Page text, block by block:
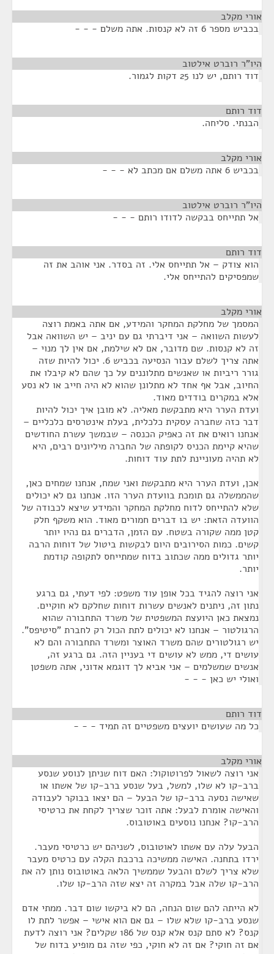
אורי מקלב
בכביש מספר 6 זה לא קנסות. אתה משלם - - -
היו"ר רוברט אילטוב
דוד רותם, יש לנו 25 דקות לגמור.
דוד רותם
הבנתי. סליחה.
אורי מקלב
בכביש 6 אתה משלם אם מכתב לא - - -
היו"ר רוברט אילטוב
אל תתייחס בבקשה לדודו רותם - - -
דוד רותם
הוא צודק – אל תתייחס אלי. זה בסדר. אני אוהב את זה
שמפסיקים להתייחס אלי.
אורי מקלב
המסמך של מחלקת המחקר והמידע, אם אתה באמת רוצה
לעשות השוואה – אני דיברתי גם עם יניב – יש השוואה אבל
זה לא קנסות. שם מדובר, אם לא שילמת, אם אין לך מנוי –
אתה צריך לשלם עבור הנסיעה בכביש 6. יכול להיות שזה
גורר ריביות או שאנשים מתלוננים על כך שהם לא קיבלו את
החיוב, אבל אף אחד לא מתלונן שהוא לא היה חייב או לא נסע
אלא במקרים בודדים מאוד.
ועדת הערר היא מתבקשת מאליה. לא מובן איך יכול להיות
דבר כזה שחברה עסקית כלכלית, בעלת אינטרסים כלכליים –
אנחנו רואים את זה כאפיק הכנסה – שבמשך עשרת החודשים
שהיא קיימת הכניס לקופתה של החברה מיליונים רבים, היא
לא תהיה מעוניינת לתת עוד דוחות.
אכן, ועדת הערר היא מתבקשת ואני שמח, אנחנו שמחים כאן,
שהממשלה גם תומכת בוועדת הערר הזו. אנחנו גם לא יכולים
שלא להתייחס לדוח מחלקת המחקר והמידע שיצא לכבודה של
הוועדה הזאת: יש בו דברים חמורים מאוד. הוא משקף חלק
קטן ממה שקורה בשטח. עם הזמן, הדברים גם נהיו יותר
קשים. כמות הסירובים היום לבקשות ביטול של דוחות הרבה
יותר גדולים ממה שכתוב בדוח שמתייחס לתקופה קודמת
יותר.
אני רוצה להגיד בכל אופן עוד משפט: לפי דעתי, גם ברגע
נתון זה, ניתנים לאנשים עשרות דוחות שחלקם לא חוקיים.
נמצאת כאן היועצת המשפטית של משרד התחבורה שהוא
הרגולטור – אנחנו לא יכולים לתת הכול רק לחברת "סיטיפס".
יש רגולטורים שהם משרד האוצר ומשרד התחבורה והם לא
עושים די, ממש לא עושים די בעניין הזה. גם ברגע זה,
אנשים שמשלמים – אני אביא לך דוגמא אדוני, אתה משפטן
ואולי יש כאן - - -
דוד רותם
כל מה שעושים יועצים משפטיים זה תמיד - - -
אורי מקלב
אני רוצה לשאול לפרוטוקול: האם דוח שניתן לנוסע שנסע
ברב-קו לא שלו, למשל, בעל שנסע ברב-קו של אשתו או
שאישה נסעה ברב-קו של הבעל – הם יצאו בבוקר לעבודה
והאישה אומרת לבעל: אתה זוכר שצריך לקחת את כרטיסי
הרב-קו? אנחנו נוסעים באוטובוס.
הבעל עלה עם אשתו לאוטובוס, לשניהם יש כרטיסי מעבר.
ירדו בתחנה. האישה ממשיכה ברכבת הקלה עם כרטיס מעבר
שלא צריך לשלם והבעל שממשיך הלאה באוטובוס נותן לה את
הרב-קו שלה אבל במקרה זה יצא שזה הרב-קו שלו.
לא הייתה להם שום הנחה, הם לא ביקשו שום דבר. ממתי אדם
שנסע ברב-קו שלא שלו – גם אם הוא אישי – אפשר לתת לו
קנס? לא סתם קנס אלא קנס של 186 שקלים? אני רוצה לדעת
אם זה חוקי? אם זה לא חוקי, כפי שזה גם מופיע בדוח של